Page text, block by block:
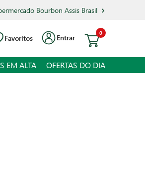
Bourbon Assis Brasil
Favoritos Entrar
0
EM ALTA OFERTAS DO DIA